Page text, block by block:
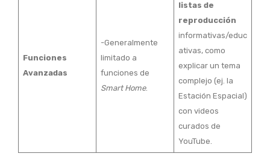
Funciones
Avanzadas
-Generalmente
limitado a
funciones de
Smart Home.
listas de
reproducción
informativas/educ
ativas, como
explicar un tema
complejo (ej. la
Estación Espacial)
con videos
curados de
YouTube.